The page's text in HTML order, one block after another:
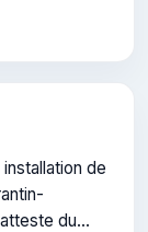
de
du